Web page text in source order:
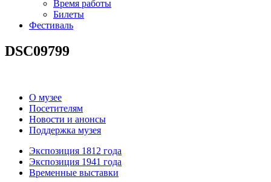
Время работы
Билеты
Фестиваль
DSC09799
О музее
Посетителям
Новости и анонсы
Поддержка музея
Экспозиция 1812 года
Экспозиция 1941 года
Временные выставки